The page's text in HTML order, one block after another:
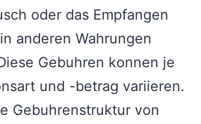
oder das Empfangen
anderen Wahrungen
Gebuhren konnen je
und -betrag variieren.
Gebuhrenstruktur von